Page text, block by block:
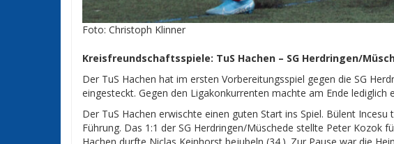
Foto: Christoph Klinner
Kreisfreundschaftsspiele: TuS Hachen – SG Herdringen/
Der TuS Hachen hat im ersten Vorbereitungsspiel gegen die SG
eingesteckt. Gegen den Ligakonkurrenten machte am Ende lediglich
Der TuS Hachen erwischte einen guten Start ins Spiel. Bülent
Führung. Das 1:1 der SG Herdringen/Müschede stellte Peter Kozok